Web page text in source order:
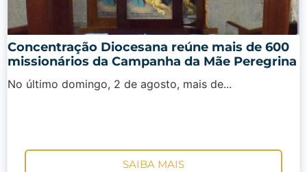
Concentração Diocesana reúne mais de 600
missionários da Campanha da Mãe Peregrina
No último domingo, 2 de agosto, mais de...
SAIBA MAIS